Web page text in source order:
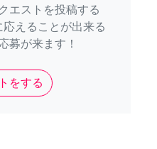
エストを投稿する
えることが出来る
募が来ます！
をする